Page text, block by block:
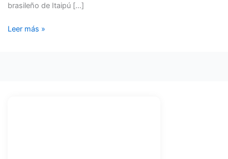
brasileño de Itaipú […]
Leer más »